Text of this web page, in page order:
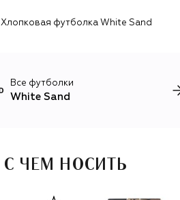
Хлопковая футболка White Sand
Все футболки
White Sand
С ЧЕМ НОСИТЬ